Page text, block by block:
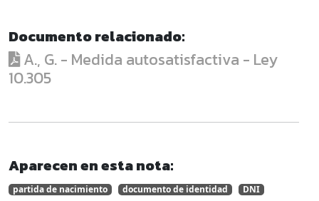
Documento relacionado:
A., G. - Medida autosatisfactiva - Ley
10.305
Aparecen en esta nota:
partida de nacimiento documento de identidad
DNI